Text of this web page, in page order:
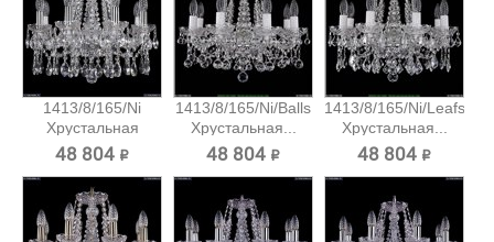
1413/8/165/Ni
Хрустальная
подвесная...
48 804 ₽
1413/8/165/Ni/Balls
Хрустальная...
48 804 ₽
1413/8/165/Ni/Leafs
Хрустальная...
48 804 ₽